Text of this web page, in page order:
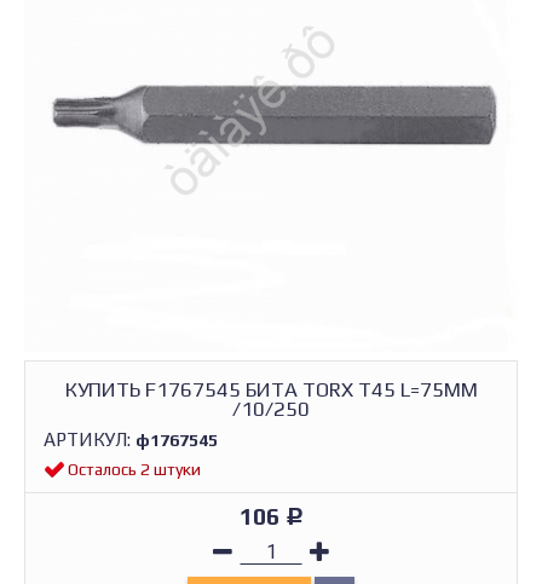
КУПИТЬ F1767545 БИТА TORX T45 L=75MM
/10/250
АРТИКУЛ: ф1767545
Осталось 2 штуки
106 Р